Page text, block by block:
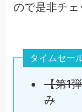
ので是非チェ
タイムセー
【第1
み